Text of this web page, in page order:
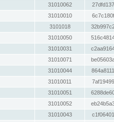
31010062
31010010
3101018
31010050
31010031
31010071
31010044
31010011
31010051
31010052
31010043